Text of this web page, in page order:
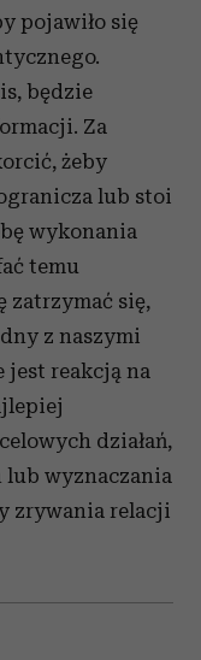
pojawiło się
będzie
Za
żeby
lub stoi
wykonania
temu
zatrzymać się,
z naszymi
jest reakcją na
działań,
wyznaczania
zrywania relacji